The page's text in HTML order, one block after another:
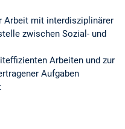
Arbeit mit interdisziplinärer
zwischen Sozial- und
Arbeiten und zur
Aufgaben